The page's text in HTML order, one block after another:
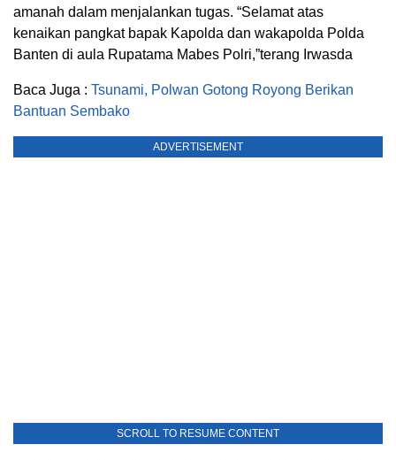
amanah dalam menjalankan tugas. “Selamat atas
kenaikan pangkat bapak Kapolda dan wakapolda Polda
Banten di aula Rupatama Mabes Polri,”terang Irwasda
Baca Juga : Tsunami, Polwan Gotong Royong Berikan
Bantuan Sembako
ADVERTISEMENT
SCROLL TO RESUME CONTENT